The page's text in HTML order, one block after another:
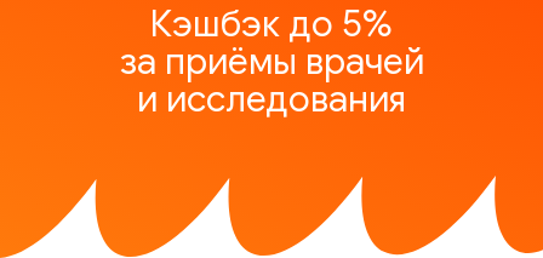
Кэшбэк до 5%
за приёмы врачей
и исследования